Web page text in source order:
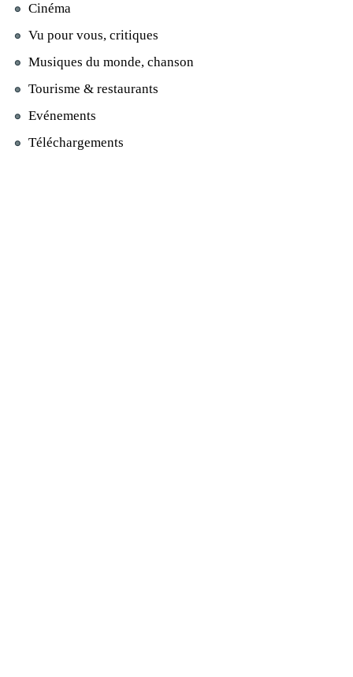
Cinéma
Vu pour vous, critiques
Musiques du monde, chanson
Tourisme & restaurants
Evénements
Téléchargements